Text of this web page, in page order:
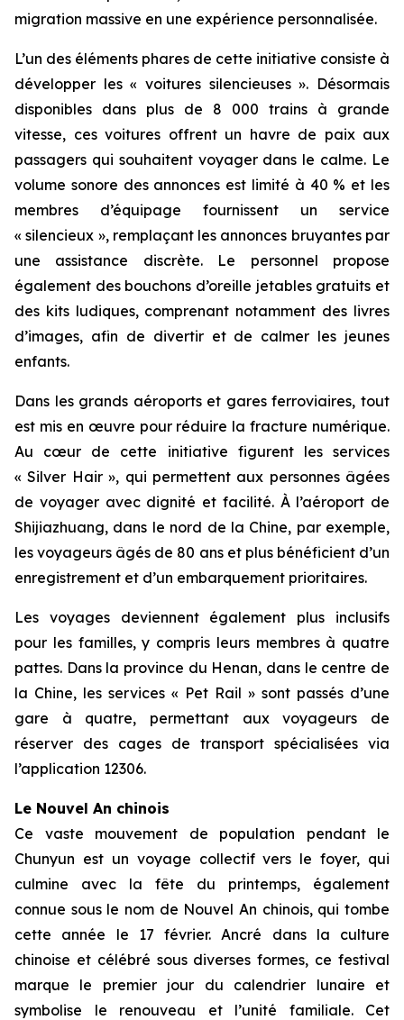
migration massive en une expérience personnalisée.
L’un des éléments phares de cette initiative consiste à
développer les « voitures silencieuses ». Désormais
disponibles dans plus de 8 000 trains à grande
vitesse, ces voitures offrent un havre de paix aux
passagers qui souhaitent voyager dans le calme. Le
volume sonore des annonces est limité à 40 % et les
membres d’équipage fournissent un service
« silencieux », remplaçant les annonces bruyantes par
une assistance discrète. Le personnel propose
également des bouchons d’oreille jetables gratuits et
des kits ludiques, comprenant notamment des livres
d’images, afin de divertir et de calmer les jeunes
enfants.
Dans les grands aéroports et gares ferroviaires, tout
est mis en œuvre pour réduire la fracture numérique.
Au cœur de cette initiative figurent les services
« Silver Hair », qui permettent aux personnes âgées
de voyager avec dignité et facilité. À l’aéroport de
Shijiazhuang, dans le nord de la Chine, par exemple,
les voyageurs âgés de 80 ans et plus bénéficient d’un
enregistrement et d’un embarquement prioritaires.
Les voyages deviennent également plus inclusifs
pour les familles, y compris leurs membres à quatre
pattes. Dans la province du Henan, dans le centre de
la Chine, les services « Pet Rail » sont passés d’une
gare à quatre, permettant aux voyageurs de
réserver des cages de transport spécialisées via
l’application 12306.
Le Nouvel An chinois
Ce vaste mouvement de population pendant le
Chunyun est un voyage collectif vers le foyer, qui
culmine avec la fête du printemps, également
connue sous le nom de Nouvel An chinois, qui tombe
cette année le 17 février. Ancré dans la culture
chinoise et célébré sous diverses formes, ce festival
marque le premier jour du calendrier lunaire et
symbolise le renouveau et l’unité familiale. Cet